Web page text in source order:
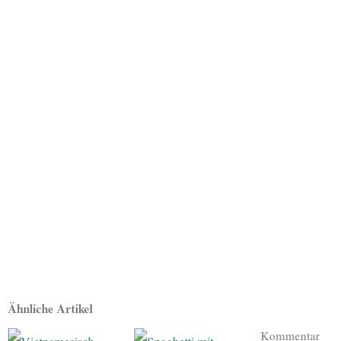
Ähnliche Artikel
Kommentar